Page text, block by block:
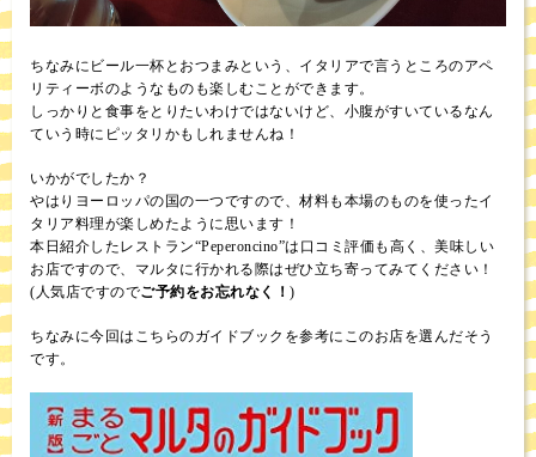
ちなみにビール一杯とおつまみという、イタリアで言うところのアペ
リティーボのようなものも楽しむことができます。
しっかりと食事をとりたいわけではないけど、小腹がすいているなん
ていう時にピッタリかもしれませんね！
いかがでしたか？
やはりヨーロッパの国の一つですので、材料も本場のものを使ったイ
タリア料理が楽しめたように思います！
本日紹介したレストラン“Peperoncino”は口コミ評価も高く、美味しい
お店ですので、マルタに行かれる際はぜひ立ち寄ってみてください！
(人気店ですのでご予約をお忘れなく！ )
ちなみに今回はこちらのガイドブックを参考にこのお店を選んだそう
です。